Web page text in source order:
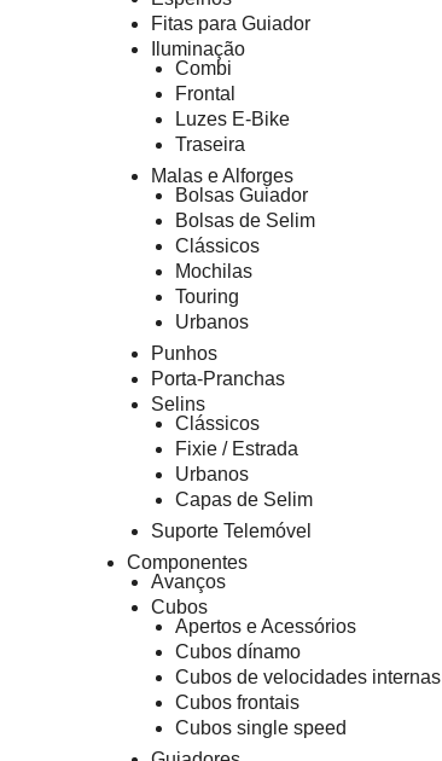
Fitas para Guiador
Iluminação
Combi
Frontal
Luzes E-Bike
Traseira
Malas e Alforges
Bolsas Guiador
Bolsas de Selim
Clássicos
Mochilas
Touring
Urbanos
Punhos
Porta-Pranchas
Selins
Clássicos
Fixie / Estrada
Urbanos
Capas de Selim
Suporte Telemóvel
Componentes
Avanços
Cubos
Apertos e Acessórios
Cubos dínamo
Cubos de velocidades internas
Cubos frontais
Cubos single speed